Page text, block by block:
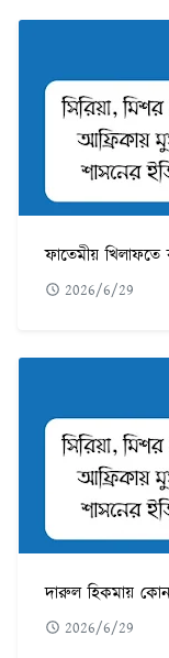
ফাতেমীয়
2026/6/29
দারুল হিকমায়
2026/6/29